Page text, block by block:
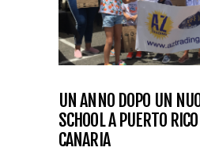
UN ANNO DOPO UN
SCHOOL A PUERTO
CANARIA